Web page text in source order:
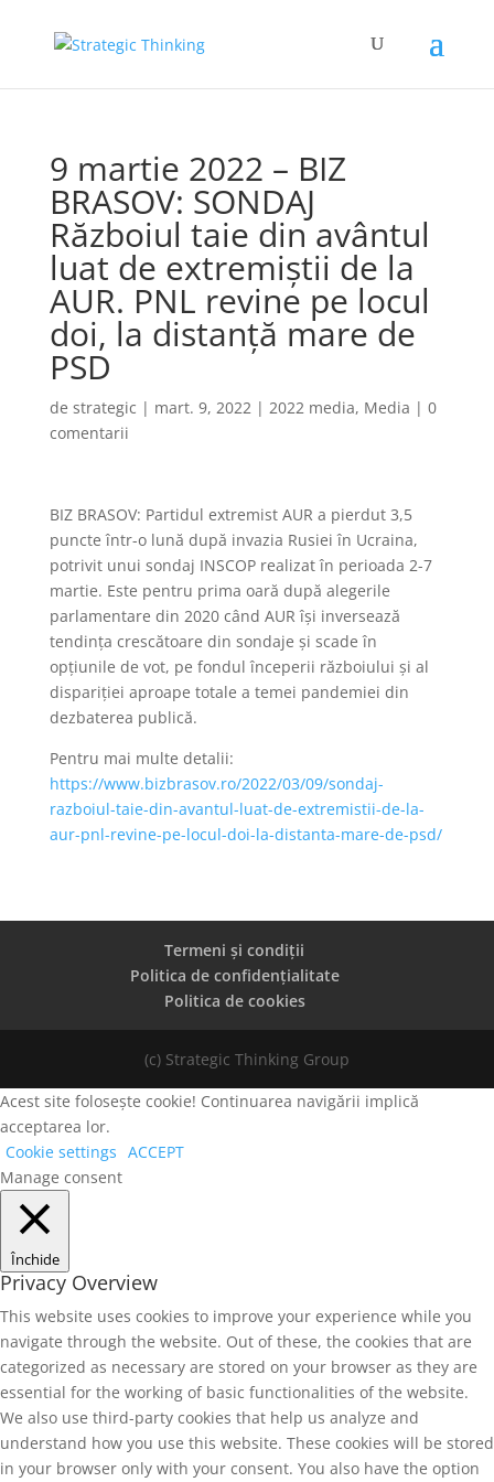
9 martie 2022 – BIZ
BRASOV: SONDAJ
Războiul taie din avântul
luat de extremiștii de la
AUR. PNL revine pe locul
doi, la distanță mare de
PSD
de strategic | mart. 9, 2022| 2022 media, Media | 0
comentarii
BIZ BRASOV: Partidul extremist AUR a pierdut 3,5
puncte într-o lună după invazia Rusiei în Ucraina,
potrivit unui sondaj INSCOP realizat în perioada 2-7
martie. Este pentru prima oară după alegerile
parlamentare din 2020 când AUR își inversează
tendința crescătoare din sondaje și scade în
opțiunile de vot, pe fondul începerii războiului și al
dispariției aproape totale a temei pandemiei din
dezbaterea publică.
Pentru mai multe detalii:
https://www.bizbrasov.ro/2022/03/09/sondaj-
razboiul-taie-din-avantul-luat-de-extremistii-de-la-
aur-pnl-revine-pe-locul-doi-la-distanta-mare-de-psd/
Termeni și condiții
Politica de confidențialitate
Politica de cookies
(c) Strategic Thinking Group
Acest site folosește cookie! Continuarea navigării implică
acceptarea lor.
Cookie settings ACCEPT
Manage consent
Închide
Privacy Overview
This website uses cookies to improve your experience while you
navigate through the website. Out of these, the cookies that are
categorized as necessary are stored on your browser as they are
essential for the working of basic functionalities of the website.
We also use third-party cookies that help us analyze and
understand how you use this website. These cookies will be stored
in your browser only with your consent. You also have the option